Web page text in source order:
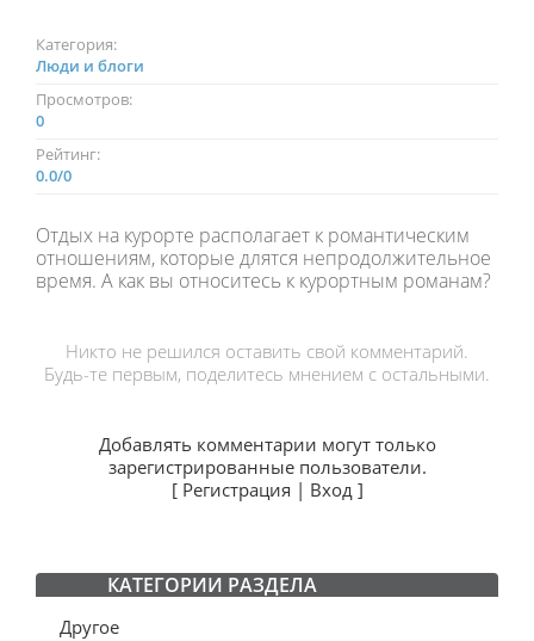
Категория:
Люди и блоги
Просмотров:
0
Рейтинг:
0.0/0
Отдых на курорте располагает к романтическим
отношениям, которые длятся непродолжительное
время. А как вы относитесь к курортным романам?
Никто не решился оставить свой комментарий.
Будь-те первым, поделитесь мнением с остальными.
Добавлять комментарии могут только
зарегистрированные пользователи.
[ Регистрация | Вход]
КАТЕГОРИИ РАЗДЕЛА
Другое